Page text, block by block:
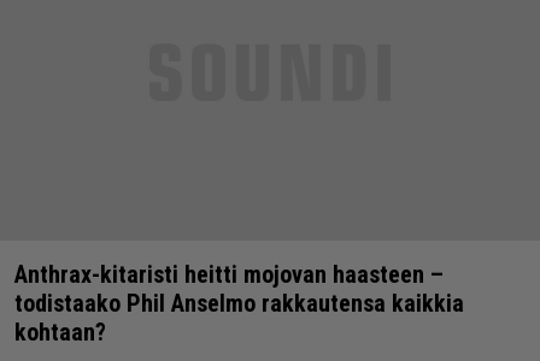
Anthrax-kitaristi heitti mojovan haasteen –
todistaako Phil Anselmo rakkautensa kaikkia
kohtaan?